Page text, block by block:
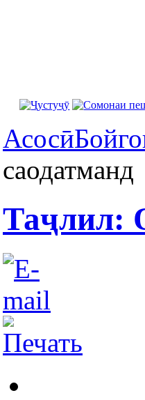
Асосӣ
саодатманд
Таҷлил: